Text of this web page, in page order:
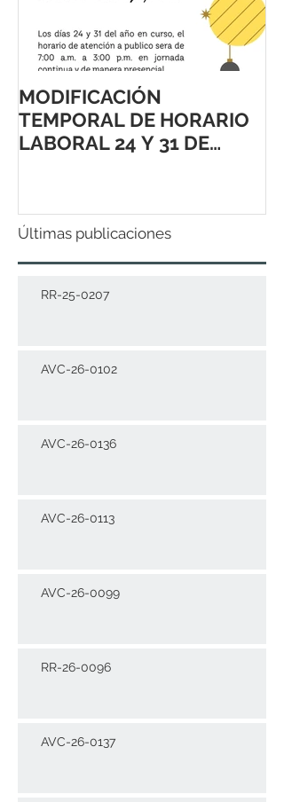
MODIFICACIÓN
TEMPORAL DE HORARIO
LABORAL 24 Y 31 DE
Últimas publicaciones
RR-25-0207
AVC-26-0102
AVC-26-0136
AVC-26-0113
AVC-26-0099
RR-26-0096
AVC-26-0137